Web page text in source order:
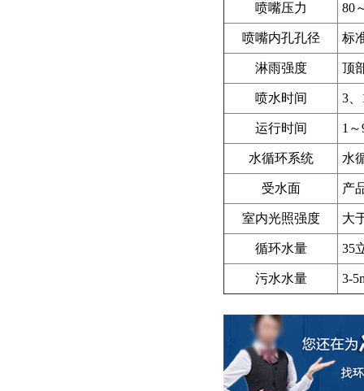
喷嘴压力 80
喷嘴内孔孔径 标
淋雨强度 顶
喷水时间 3、
运行时间 1
水循环系统 水
受水面 产
室内光照强度 大
循环水量 35
污水水量 3-